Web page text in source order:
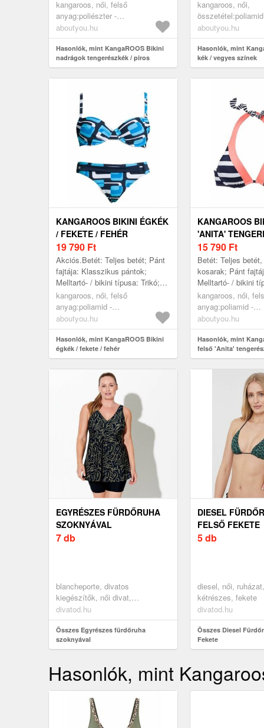
Testmagasság: Közepes derék
kangaroos, női, felső
anyag:poliészter -
pes=100%;bélés:poliészter -
bikinik, bikinialsók,
tengerészkék, piros
aboutyou.hu
Hasonlók, mint KangaROOS Bikini
nadrágok tengerészkék / piros
Merevítő:
Színátmenet;
kangaroos, női,
nagykosaras
vegyes színek
aboutyou.hu
Hasonlók, mint
kék / vegyes színek
KANGAROOS BIKINI ÉGKÉK
/ FEKETE / FEHÉR
19 790 Ft
Akciós.Betét: Teljes betét; Pánt
fajtája: Klasszikus pántok;
Melltartó- / bikini típusa: Trikó;
Merevítő: Merevítővel; Nadrág
szabása: Regular Fit; Részle...
kangaroos, női, felső
anyag:poliamid -
pa=80%,elasztán=20%;bélés:poliészter
bikinik, bikiniszettek,
nagykosaras melltartók, égkék,
aboutyou.hu
Hasonlók, mint KangaROOS Bikini
égkék / fekete / fehér
KANGAROOS
'ANITA'
SÁRGABARACK
15 790 Ft
Betét: Teljes
kosarak; Pánt
Melltartó- / bikini
Háromszög;
Merevítővel;
szín...
kangaroos, női,
anyag:poliamid -
bikinik, bikini
bikinifelsők,
aboutyou.hu
Hasonlók, mint
felső 'Anita'
sárgabarack / fehér
EGYRÉSZES FÜRDŐRUHA
SZOKNYÁVAL
7 db
blancheporte, divatos
kiegészítők, női divat,
fürdőruházat, egyrészes
divatod.hu
Összes Egyrészes fürdőruha
szoknyával
DIESEL
FELSŐ FEKETE
5 db
diesel, női,
kétrészes, fekete
divatod.hu
Összes Diesel
Fekete
Hasonlók, mint